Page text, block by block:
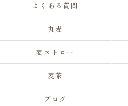
よくある質問
丸麦
麦ストロー
麦茶
ブログ